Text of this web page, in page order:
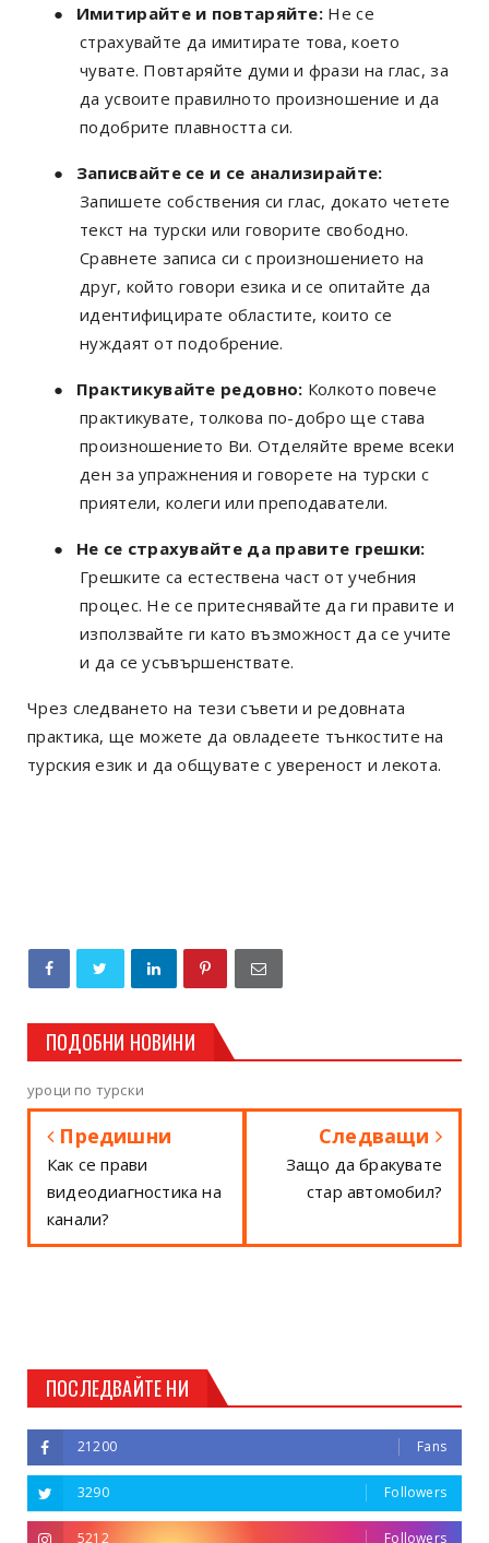
●
Имитирайте и повтаряйте: Не се
страхувайте да имитирате това, което
чувате. Повтаряйте думи и фрази на глас, за
да усвоите правилното произношение и да
подобрите плавността си.
●
Записвайте се и се анализирайте:
Запишете собствения си глас, докато четете
текст на турски или говорите свободно.
Сравнете записа си с произношението на
друг, който говори езика и се опитайте да
идентифицирате областите, които се
нуждаят от подобрение.
● Практикувайте редовно: Колкото повече
практикувате, толкова по-добро ще става
произношението Ви. Отделяйте време всеки
ден за упражнения и говорете на турски с
приятели, колеги или преподаватели.
●
Не се страхувайте да правите грешки:
Грешките са естествена част от учебния
процес. Не се притеснявайте да ги правите и
използвайте ги като възможност да се учите
и да се усъвършенствате.
Чрез следването на тези съвети и редовната
практика, ще можете да овладеете тънкостите на
турския език и да общувате с увереност и лекота.
ПОДОБНИ НОВИНИ
уроци по турски
Предишни
Как се прави
видеодиагностика на
канали?
Следващи
Защо да бракувате
стар автомобил?
ПОСЛЕДВАЙТЕ НИ
21200 Fans
3290 Followers
5212 Followers